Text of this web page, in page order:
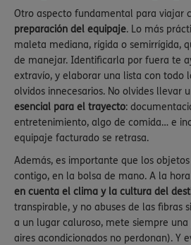
Otro aspecto fundamental para viajar
preparación del equipaje. Lo más
maleta mediana, rígida o semirrígida,
de manejar. Identificarla por fuera te
extravío, y elaborar una lista con todo
olvidos innecesarios. No olvides llevar
esencial para el trayecto:
entretenimiento, algo de comida… e
equipaje facturado se retrasa.
Además, es importante que los
contigo, en la bolsa de mano. A la
en cuenta el clima y la cultura del
transpirable, y no abuses de las fibras
a un lugar caluroso, mete siempre
aires acondicionados no perdonan). Y